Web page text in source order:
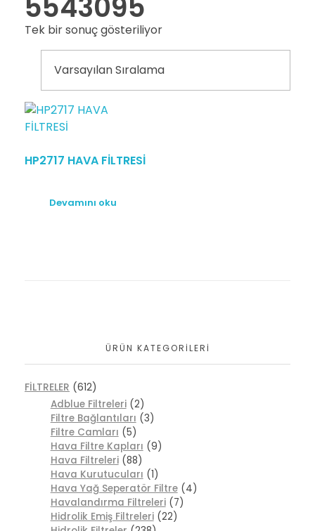
Tek bir sonuç gösteriliyor
HP2717 HAVA FİLTRESİ
Devamını oku
ÜRÜN KATEGORILERI
FİLTRELER (612)
Adblue Filtreleri (2)
Filtre Bağlantıları (3)
Filtre Camları (5)
Hava Filtre Kapları (9)
Hava Filtreleri (88)
Hava Kurutucuları (1)
Hava Yağ Seperatör Filtre (4)
Havalandırma Filtreleri (7)
Hidrolik Emiş Filtreleri (22)